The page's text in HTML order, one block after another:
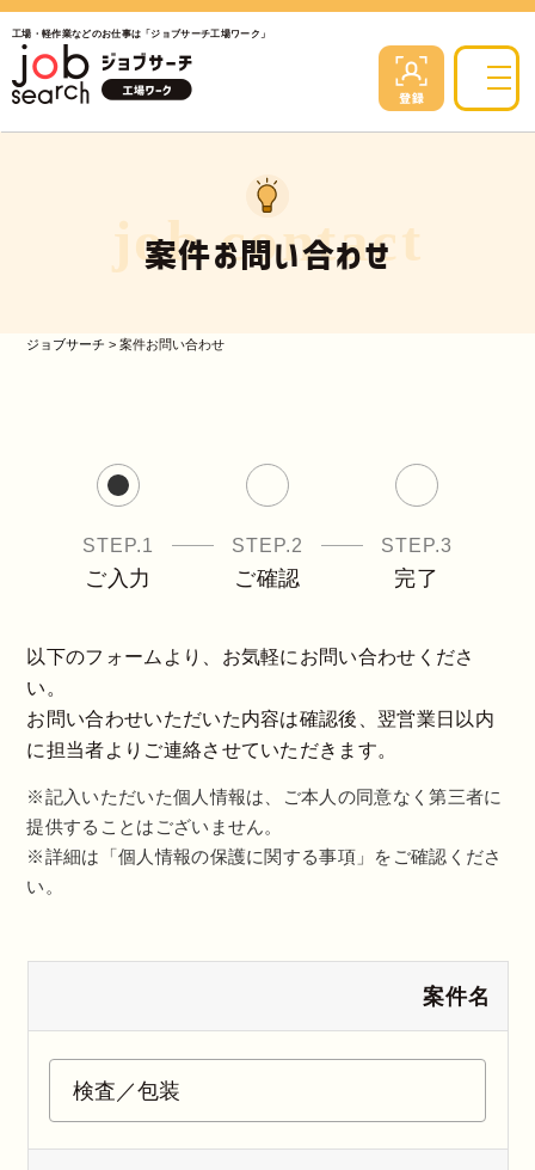
工場・軽作業などのお仕事は「ジョブサーチ工場ワーク」
案件お問い合わせ
job contact
ジョブサーチ >案件お問い合わせ
STEP.1
ご入力
STEP.2
ご確認
STEP.3
完了
以下のフォームより、お気軽にお問い合わせくださ
い。
お問い合わせいただいた内容は確認後、翌営業日以内
に担当者よりご連絡させていただきます。
※記入いただいた個人情報は、ご本人の同意なく第三者に
提供することはございません。
※詳細は「個人情報の保護に関する事項」をご確認くださ
い。
案件名